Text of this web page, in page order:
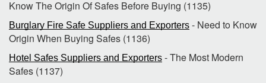
Know The Origin Of Safes Before Buying (1135)
Burglary Fire Safe Suppliers and Exporters - Need to Know
Origin When Buying Safes (1136)
Hotel Safes Suppliers and Exporters - The Most Modern
Safes (1137)